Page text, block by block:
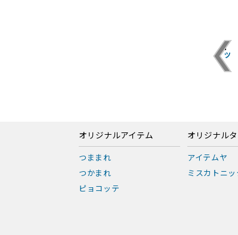
ミオリネのタイツ
¥4,180（税込）
オリジナルアイテム
つままれ
つかまれ
ピョコッテ
オリジナル
アイテムヤ
ミスカトニ